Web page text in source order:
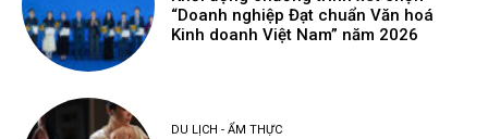
“Doanh nghiệp Đạt chuẩn Văn hoá
Kinh doanh Việt Nam” năm 2026
DU LỊCH - ẨM THỰC